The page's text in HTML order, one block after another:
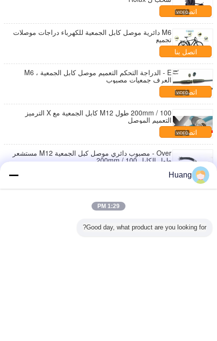
اتصل بنا
M6 دائرية موصل كابل الجمعية للكهرباء دراجات موصلات
تجميع
اتصل بنا
E - الدراجة التحكم التعميم موصل كابل الجمعية ، M6
العرف جمعيات مصبوب
اتصل بنا
100 / 200mm طول M12 كابل الجمعية مع X الترميز
التعميم الموصل
اتصل بنا
Over - مصبوب دائري موصل كبل الجمعية M12 مستشعر
طول الكابل 100 / 200mm
اتصل بنا
تجميعات الكابلات المصبوبة المخصصة 22AWG
Huang
1:29 PM
Good day, what product are you looking for?